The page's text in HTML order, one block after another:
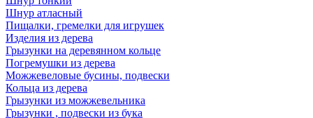
Шнур атласный
Пищалки, гремелки для игрушек
Изделия из дерева
Грызунки на деревянном кольце
Погремушки из дерева
Можжевеловые бусины, подвески
Кольца из дерева
Грызунки из можжевельника
Грызунки , подвески из бука